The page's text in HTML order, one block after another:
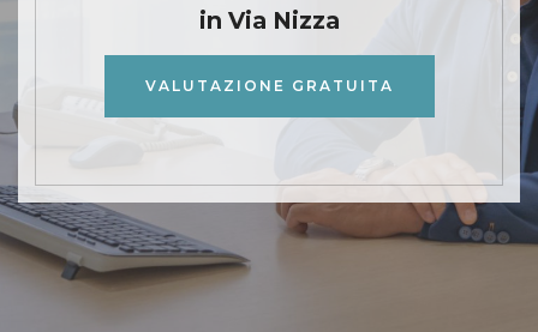
in Via Nizza
VALUTAZIONE GRATUITA